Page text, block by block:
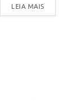
LEIA MAIS